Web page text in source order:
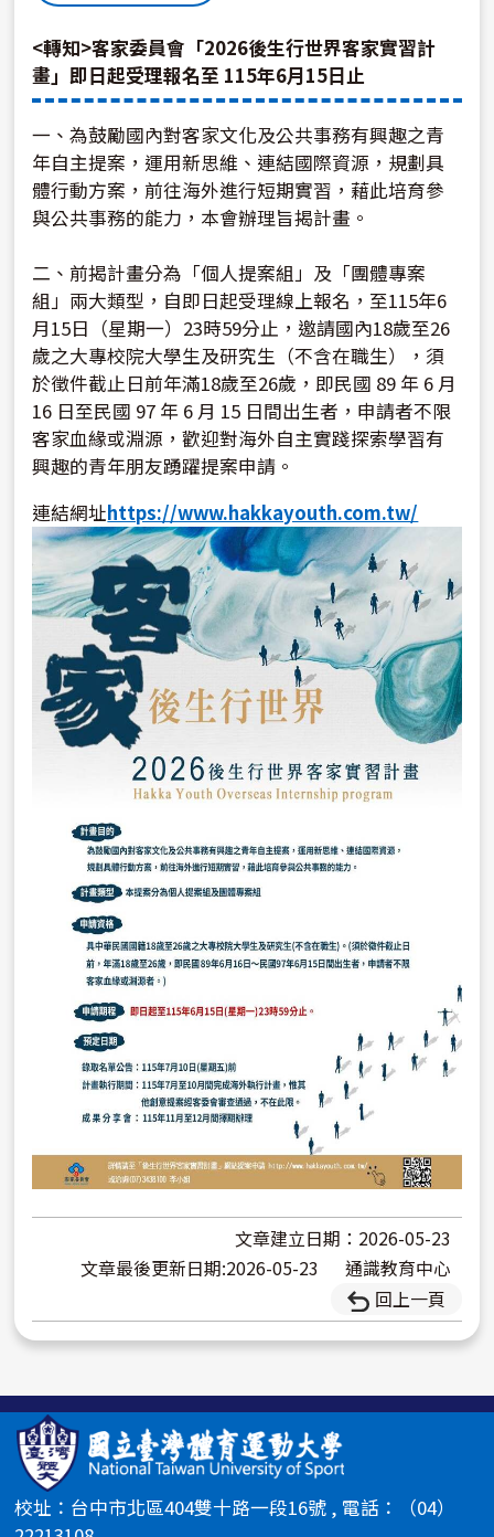
<轉知>客家委員會「2026後生行世界客家實習計
畫」即日起受理報名至 115年6月15日止
一、為鼓勵國內對客家文化及公共事務有興趣之青
年自主提案，運用新思維、連結國際資源，規劃具
體行動方案，前往海外進行短期實習，藉此培育參
與公共事務的能力，本會辦理旨揭計畫。
二、前揭計畫分為「個人提案組」及「團體專案
組」兩大類型，自即日起受理線上報名，至115年6
月15日（星期一）23時59分止，邀請國內18歲至26
歲之大專校院大學生及研究生（不含在職生），須
於徵件截止日前年滿18歲至26歲，即民國 89 年 6 月
16 日至民國 97 年 6 月 15 日間出生者，申請者不限
客家血緣或淵源，歡迎對海外自主實踐探索學習有
興趣的青年朋友踴躍提案申請。
連結網址https://www.hakkayouth.com.tw/
文章建立日期：2026-05-23
文章最後更新日期:2026-05-23
通識教育中心
回上一頁
校址：台中市北區404雙十路一段16號 , 電話：（04）